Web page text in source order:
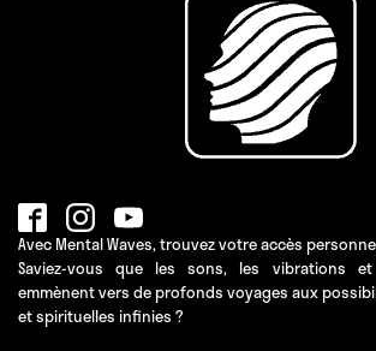
Avec Mental Waves, trouvez votre accès
Saviez-vous que les sons, les vibrations
emmènent vers de profonds voyages aux
et spirituelles infinies ?